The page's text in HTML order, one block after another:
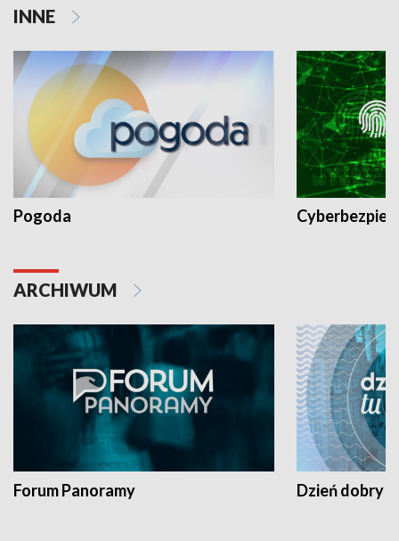
INNE
Pogoda
ARCHIWUM
Forum Panoramy Dzień dobry